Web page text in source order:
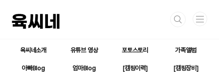
육씨네소개 유튜브 영상 포토스토리 가족앨범
아빠Blog 엄마Blog [캠핑이력] [캠핑장비]